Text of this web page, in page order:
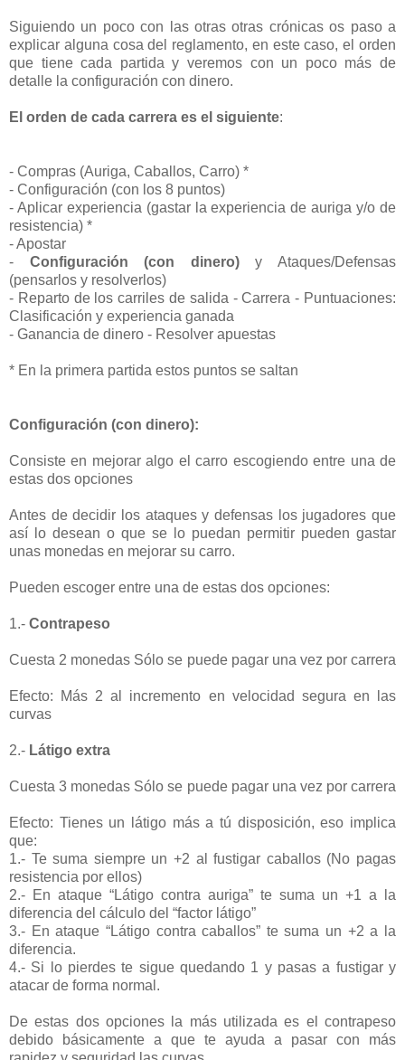
Siguiendo un poco con las otras otras crónicas os paso a
explicar alguna cosa del reglamento, en este caso, el orden
que tiene cada partida y veremos con un poco más de
detalle la configuración con dinero.
El orden de cada carrera es el siguiente:
- Compras (Auriga, Caballos, Carro) *
- Configuración (con los 8 puntos)
- Aplicar experiencia (gastar la experiencia de auriga y/o de
resistencia) *
- Apostar
- Configuración (con dinero)y Ataques/Defensas
(pensarlos y resolverlos)
- Reparto de los carriles de salida - Carrera - Puntuaciones:
Clasificación y experiencia ganada
- Ganancia de dinero - Resolver apuestas
* En la primera partida estos puntos se saltan
Configuración (con dinero):
Consiste en mejorar algo el carro escogiendo entre una de
estas dos opciones
Antes de decidir los ataques y defensas los jugadores que
así lo desean o que se lo puedan permitir pueden gastar
unas monedas en mejorar su carro.
Pueden escoger entre una de estas dos opciones:
1.- Contrapeso
Cuesta 2 monedas Sólo se puede pagar una vez por carrera
Efecto: Más 2 al incremento en velocidad segura en las
curvas
2.- Látigo extra
Cuesta 3 monedas Sólo se puede pagar una vez por carrera
Efecto: Tienes un látigo más a tú disposición, eso implica
que:
1.- Te suma siempre un +2 al fustigar caballos (No pagas
resistencia por ellos)
2.- En ataque “Látigo contra auriga” te suma un +1 a la
diferencia del cálculo del “factor látigo”
3.- En ataque “Látigo contra caballos” te suma un +2 a la
diferencia.
4.- Si lo pierdes te sigue quedando 1 y pasas a fustigar y
atacar de forma normal.
De estas dos opciones la más utilizada es el contrapeso
debido básicamente a que te ayuda a pasar con más